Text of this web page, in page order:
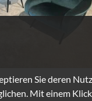
Sie deren
Mit einem